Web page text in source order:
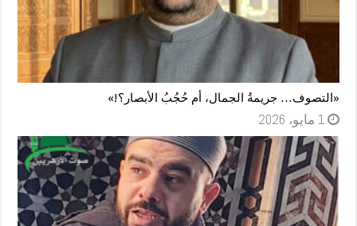
«التصوف… جريمةُ الجمال، أم حُجُبُ الأبصار؟!»
1 مايو، 2026